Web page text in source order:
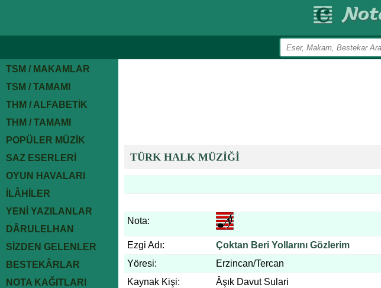
TSM / MAKAMLAR
TSM / TAMAMI
THM / ALFABETİK
THM / TAMAMI
POPÜLER MÜZİK
SAZ ESERLERİ
OYUN HAVALARI
İLÂHİLER
YENİ YAZILANLAR
DÂRULELHAN
SİZDEN GELENLER
BESTEKÂRLAR
NOTA KAĞITLARI
TÜRK HALK MÜZİĞİ
Nota:
Ezgi Adı:
Çoktan Beri Yollarını Gözlerim
Yöresi:
Erzincan/Tercan
Kaynak Kişi:
Âşık Davut Sulari